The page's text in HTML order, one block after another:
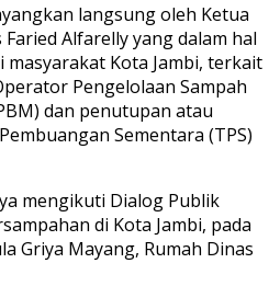
langsung oleh Ketua
Faried Alfarelly yang dalam hal
Kota Jambi, terkait
Pengelolaan Sampah
dan penutupan atau
Sementara (TPS)
mengikuti Dialog Publik
di Kota Jambi, pada
Griya Mayang, Rumah Dinas